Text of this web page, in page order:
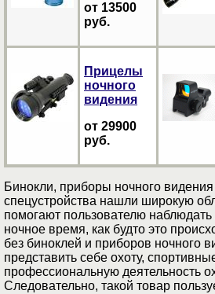
от 13500
руб.
Прицелы
ночного
видения
от 29900
руб.
Бинокли, приборы ночного видения
спецустройства нашли широкую
помогают пользователю
ночное время, как будто это
без биноклей и приборов ночного
представить себе охоту,
профессиональную деятельность
Следовательно, такой товар